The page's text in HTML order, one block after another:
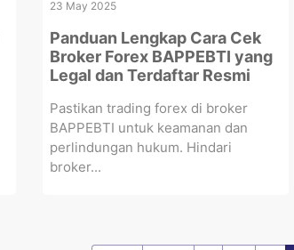
23 May 2025
Panduan Lengkap Cara Cek
Broker Forex BAPPEBTI yang
Legal dan Terdaftar Resmi
Pastikan trading forex di broker
BAPPEBTI untuk keamanan dan
perlindungan hukum. Hindari
broker...